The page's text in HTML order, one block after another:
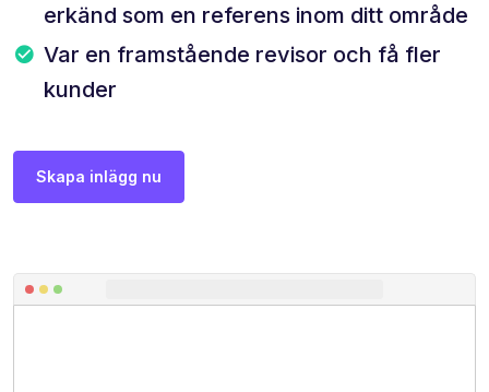
erkänd som en referens inom ditt område
Var en framstående revisor och få fler
kunder
Skapa inlägg nu